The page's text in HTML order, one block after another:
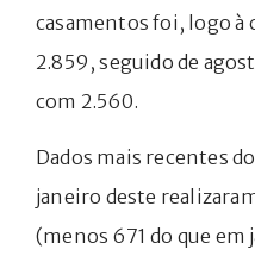
casamentos foi, logo à
2.859, seguido de
com 2.560.
Dados mais recentes
janeiro deste
(menos 671 do que em